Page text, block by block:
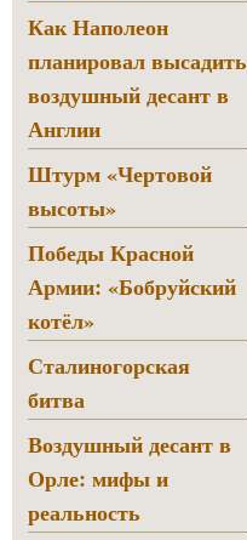
Как Наполеон
планировал высадить
воздушный десант в
Англии
Штурм «Чертовой
высоты»
Победы Красной
Армии: «Бобруйский
котёл»
Сталиногорская
битва
Воздушный десант в
Орле: мифы и
реальность